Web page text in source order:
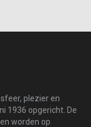
plezier en
1936 opgericht. De
worden op